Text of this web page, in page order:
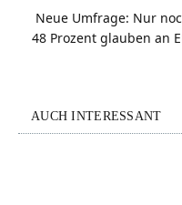
Neue Umfrage: Nur
48 Prozent glauben an
AUCH INTERESSANT